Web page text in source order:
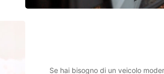
Se hai bisogno di un veicolo